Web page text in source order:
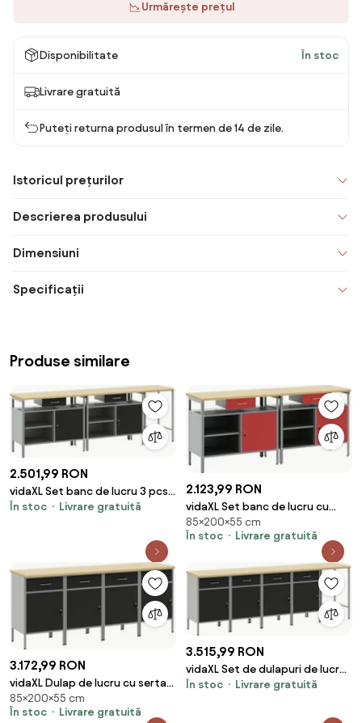
Urmărește prețul
Disponibilitate În stoc
Livrare gratuită
Puteți returna produsul în termen de 14 de zile.
Istoricul prețurilor
Descrierea produsului
Dimensiuni
Specificații
Produse similare
2.501,99 RON
vidaXL Set banc de lucru 3 pcs
Negru și Gri Oțel vopsit
În stoc Livrare gratuită
2.123,99 RON
vidaXL Set banc de lucru cu
sertar 2 pcs Roșu și gri 200 x 55
x 85 cm
85×200×55 cm
În stoc
Livrare gratuită
3.172,99 RON
vidaXL Dulap de lucru cu sertar
4 pcs Negru și Gri 200 x 55 x 85
cm
85×200×55 cm
În stoc
Livrare gratuită
3.515,99 RON
vidaXL Set de dulapuri de lucru
cu sertar Manual 5 pcs Negru și
În stoc Livrare gratuită